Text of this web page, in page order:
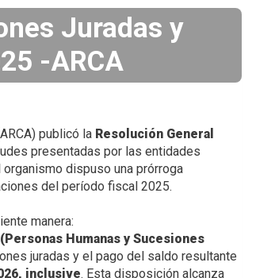
Juradas y
-ARCA
publicó la Resolución General
presentadas por las entidades
dispuso una prórroga
del período fiscal 2025.
manera:
Humanas y Sucesiones
juradas y el pago del saldo resultante
inclusive. Esta disposición alcanza